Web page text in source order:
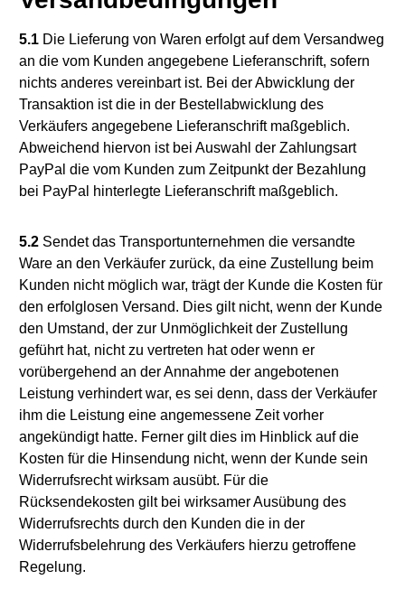
5.1 Die Lieferung von Waren erfolgt auf dem Versandweg
an die vom Kunden angegebene Lieferanschrift, sofern
nichts anderes vereinbart ist. Bei der Abwicklung der
Transaktion ist die in der Bestellabwicklung des
Verkäufers angegebene Lieferanschrift maßgeblich.
Abweichend hiervon ist bei Auswahl der Zahlungsart
PayPal die vom Kunden zum Zeitpunkt der Bezahlung
bei PayPal hinterlegte Lieferanschrift maßgeblich.
5.2 Sendet das Transportunternehmen die versandte
Ware an den Verkäufer zurück, da eine Zustellung beim
Kunden nicht möglich war, trägt der Kunde die Kosten für
den erfolglosen Versand. Dies gilt nicht, wenn der Kunde
den Umstand, der zur Unmöglichkeit der Zustellung
geführt hat, nicht zu vertreten hat oder wenn er
vorübergehend an der Annahme der angebotenen
Leistung verhindert war, es sei denn, dass der Verkäufer
ihm die Leistung eine angemessene Zeit vorher
angekündigt hatte. Ferner gilt dies im Hinblick auf die
Kosten für die Hinsendung nicht, wenn der Kunde sein
Widerrufsrecht wirksam ausübt. Für die
Rücksendekosten gilt bei wirksamer Ausübung des
Widerrufsrechts durch den Kunden die in der
Widerrufsbelehrung des Verkäufers hierzu getroffene
Regelung.